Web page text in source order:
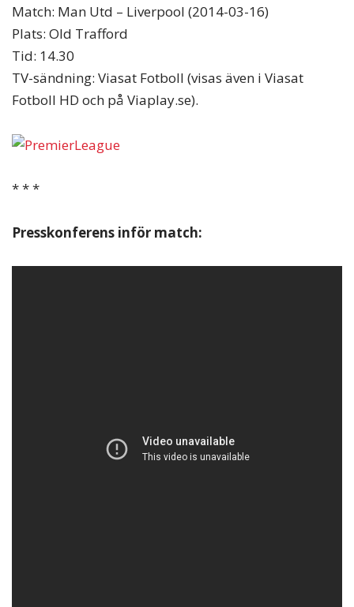
Match: Man Utd – Liverpool (2014-03-16)
Plats: Old Trafford
Tid: 14.30
TV-sändning: Viasat Fotboll (visas även i Viasat
Fotboll HD och på Viaplay.se).
* * *
Presskonferens inför match: